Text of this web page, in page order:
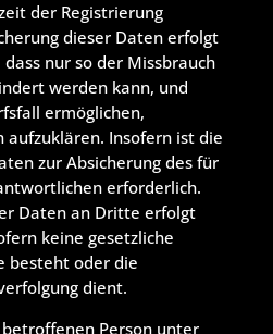
der Registrierung
dieser Daten erfolgt
nur so der Missbrauch
werden kann, und
ermöglichen,
aufzuklären. Insofern ist die
zur Absicherung des für
erforderlich.
Daten an Dritte erfolgt
keine gesetzliche
besteht oder die
dient.
Person unter